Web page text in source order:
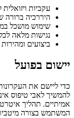
עקביות
היררכיה ברורה
שימוש מושכל
נגישות מלאה
ביצועים
יישום בפועל
כדי ליישם את
להמשיך לאבי טיפוס
אמיתיים. תהליך
המשתמש בצורה